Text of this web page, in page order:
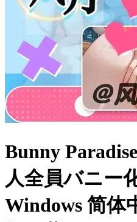
Bunny
人全員バニー
Windows 简体